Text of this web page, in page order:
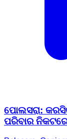
ପୋଲସରା:
ପରିବାର